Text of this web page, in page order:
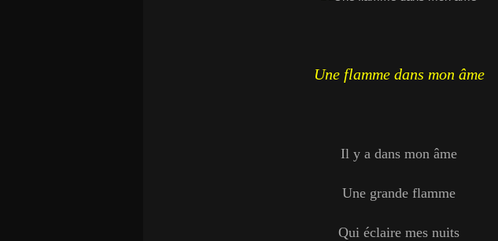
Une flamme dans mon âme
Il y a dans mon âme
Une grande flamme
Qui éclaire mes nuits